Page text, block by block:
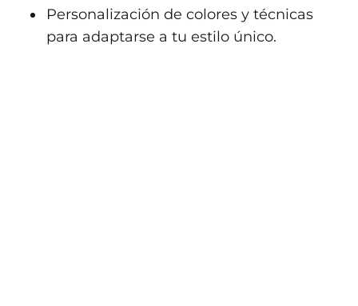
Personalización de colores y técnicas
para adaptarse a tu estilo único.